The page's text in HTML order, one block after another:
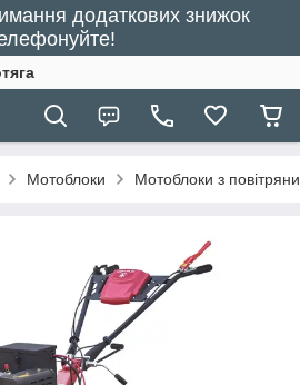
додаткових знижок
Мотоблоки Мотоблоки з